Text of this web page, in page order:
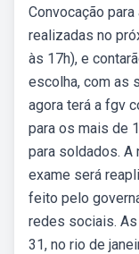
Convocação
realizadas no
às 17h), e
escolha, com as
agora terá a fgv
para os mais de
para soldados. A
exame será
feito pelo
redes sociais.
31, no rio de